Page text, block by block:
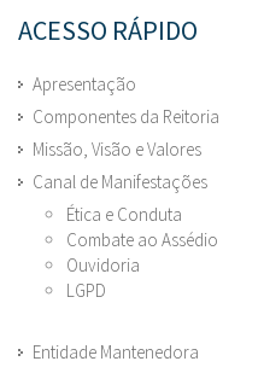
ACESSO RÁPIDO
Apresentação
Componentes da Reitoria
Missão, Visão e Valores
Canal de Manifestações
Ética e Conduta
Combate ao Assédio
Ouvidoria
LGPD
Entidade Mantenedora